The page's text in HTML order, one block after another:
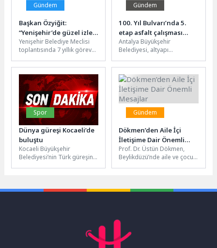
Gündem
Başkan Özyiğit:
“Yenişehir’de güzel izler
bıraktık”
Yenişehir Belediye Meclisi
toplantısında 7 yıllık görev
Başkan Abdullah Özyiğit, "6
Temel İlke"...
Gündem
100. Yıl Bulvarı’nda 5.
etap asfalt çalışması
tamamlandı
Antalya Büyükşehir
Belediyesi, altyapı
deforme olan 100.Yıl
Bulvarı’nda sıcak asfalt
çalışmalarını etaplar
halinde...
Spor
Dünya güreşi Kocaeli’de
buluştu
Kocaeli Büyükşehir
Belediyesi’nin Türk güreşinin
“Uluslararası...
Gündem
Dökmen’den Aile İçi
İletişime Dair Önemli
Mesajlar
Prof. Dr. Üstün Dökmen,
Beylikdüzü’nde aile ve çocuk